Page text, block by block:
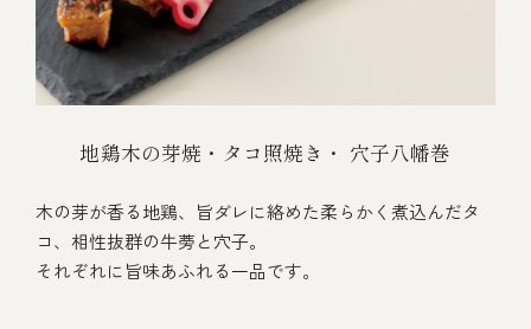
地鶏木の芽焼・タコ照焼き・ 穴子八幡巻
木の芽が香る地鶏、旨ダレに絡めた柔らかく煮込んだタ
コ、相性抜群の牛蒡と穴子。
それぞれに旨味あふれる一品です。